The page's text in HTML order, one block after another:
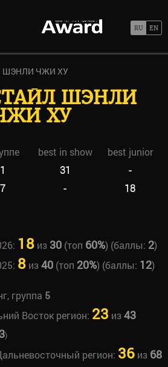
ШЭНЛИ ЧЖИ ХУ
ШЭНЛИ
ХУ
best in show
best junior
31
-
- 18
18из 30(топ 60%) (баллы: 2)
8из40(топ 20%) (баллы: 12)
группа 5
Восток регион: 23 из43
)
регион: 36из 68